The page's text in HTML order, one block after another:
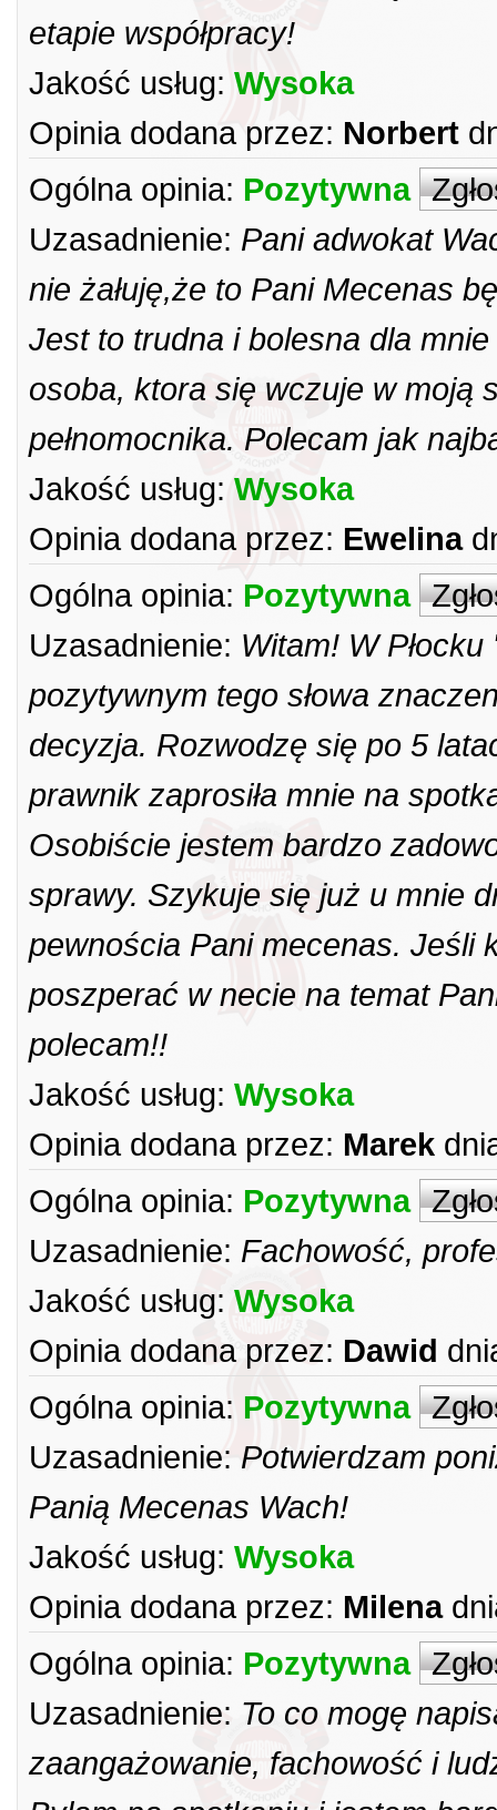
etapie współpracy!
Jakość usług: Wysoka
Opinia dodana przez: Norbert
Ogólna opinia: Pozytywna
Uzasadnienie: Pani adwokat
nie żałuję,że to Pani Mecenas
Jest to trudna i bolesna dla
osoba, ktora się wczuje w moją
pełnomocnika. Polecam jak
Jakość usług: Wysoka
Opinia dodana przez: Ewelina
Ogólna opinia: Pozytywna
Uzasadnienie: Witam! W
pozytywnym tego słowa
decyzja. Rozwodzę się po 5
prawnik zaprosiła mnie na
Osobiście jestem bardzo
sprawy. Szykuje się już u mnie
pewnościa Pani mecenas. Jeśli
poszperać w necie na temat
polecam!!
Jakość usług: Wysoka
Opinia dodana przez: Marek
Ogólna opinia: Pozytywna
Uzasadnienie: Fachowość,
Jakość usług: Wysoka
Opinia dodana przez: Dawid
Ogólna opinia: Pozytywna
Uzasadnienie: Potwierdzam
Panią Mecenas Wach!
Jakość usług: Wysoka
Opinia dodana przez: Milena
Ogólna opinia: Pozytywna
Uzasadnienie: To co mogę
zaangażowanie, fachowość i